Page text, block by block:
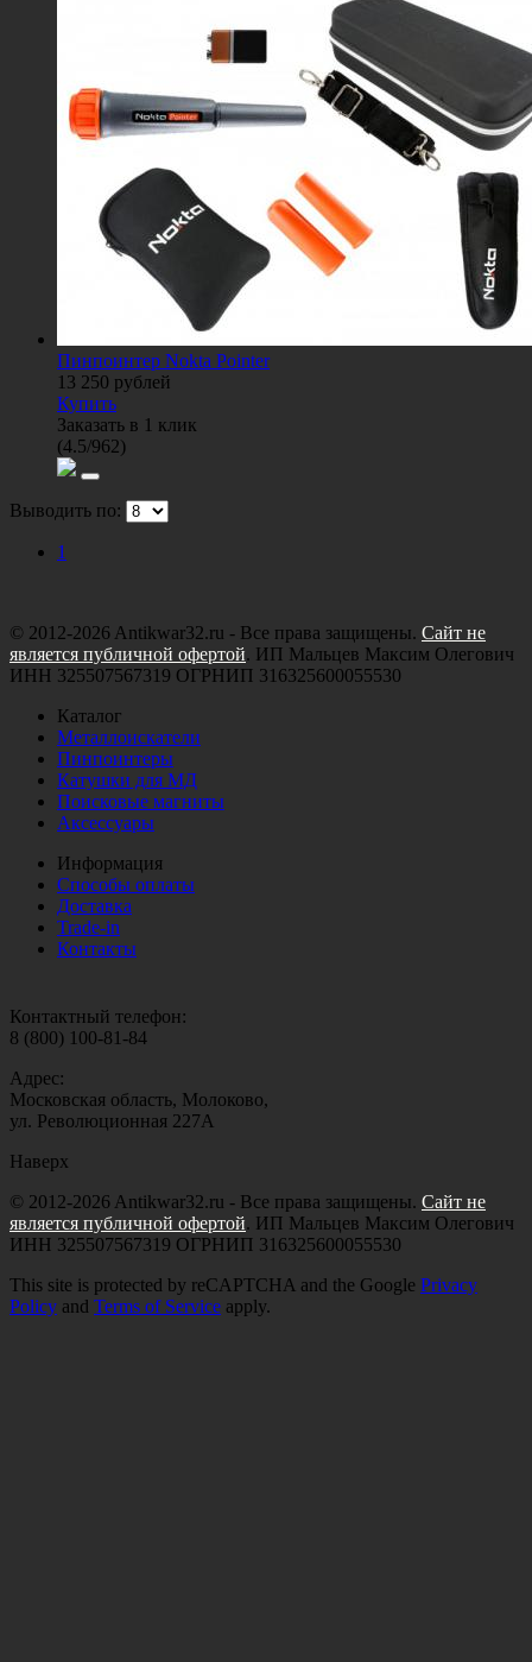
Пинпоинтер Nokta Pointer
13 250 рублей
Купить
Заказать в 1 клик
(4.5/962)
Выводить по:
1
© 2012-2026 Antikwar32.ru - Все права защищены. Сайт не
является публичной офертой. ИП Мальцев Максим Олегович
ИНН 325507567319 ОГРНИП 316325600055530
Каталог
Металлоискатели
Пинпоинтеры
Катушки для МД
Поисковые магниты
Аксессуары
Информация
Способы оплаты
Доставка
Trade-in
Контакты
Контактный телефон:
8 (800) 100-81-84
Адрес:
Московская область, Молоково,
ул. Революционная 227А
Наверх
© 2012-2026 Antikwar32.ru - Все права защищены. Сайт не
является публичной офертой. ИП Мальцев Максим Олегович
ИНН 325507567319 ОГРНИП 316325600055530
This site is protected by reCAPTCHA and the Google Privacy
Policy and Terms of Service apply.